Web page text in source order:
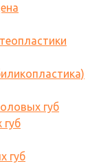
губ
губ
губ